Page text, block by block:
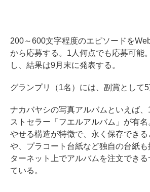
200～600文字程度のエピソードを
から応募する。1人何点でも応募可能
し、結果は9月末に発表する。
グランプリ（1名）には、副賞として5
ナカバヤシの写真アルバムといえば
ストセラー「フエルアルバム」が有
やせる構造が特徴で、永く保存でき
や、プラコート台紙など独自の台紙
ターネット上でアルバムを注文でき
ている。